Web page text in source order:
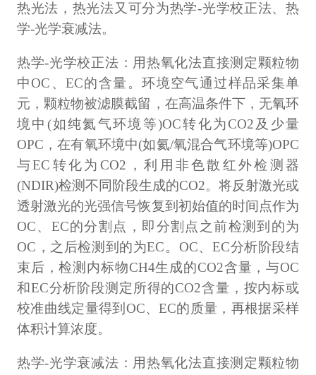
热光法，热光法又可分为热学-光学校正法、热
学-光学衰减法。
热学-光学校正法：用热氧化法直接测定颗粒物
中OC、EC的含量。环境空气通过样品采集单
元，颗粒物被滤膜截留，在高温条件下，无氧环
境中(如纯氦气环境等)OC转化为CO2及少量
OPC，在有氧环境中(如氦/氧混合气环境等)OPC
与EC转化为CO2，利用非色散红外检测器
(NDIR)检测不同阶段生成的CO2。将反射激光或
透射激光的光强信号恢复到初始值的时间点作为
OC、EC的分割点，即分割点之前检测到的为
OC，之后检测到的为EC。OC、EC分析阶段结
束后，检测内标物CH4生成的CO2含量，与OC
和EC分析阶段测定所得的CO2含量，按内标或
校准曲线定量得到OC、EC的质量，再根据采样
体积计算浓度。
热学-光学衰减法：用热氧化法直接测定颗粒物